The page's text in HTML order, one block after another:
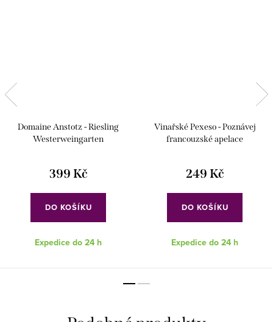
Domaine Anstotz - Riesling
Westerweingarten
399 Kč
DO KOŠÍKU
Expedice do 24 h
Vinařské Pexeso - Poznávej
francouzské apelace
249 Kč
DO KOŠÍKU
Expedice do 24 h